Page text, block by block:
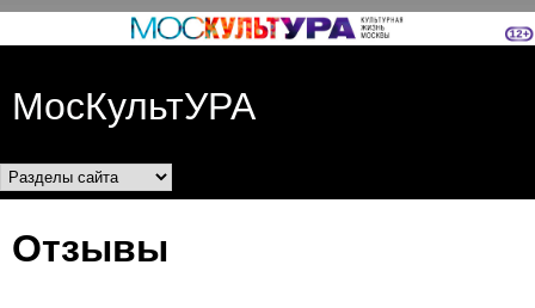
Перейти к основному
МосКультУРА
Разделы сайта
Отзывы